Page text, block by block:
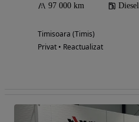
97 000 km Diesel
Timisoara (Timis)
Privat • Reactualizat